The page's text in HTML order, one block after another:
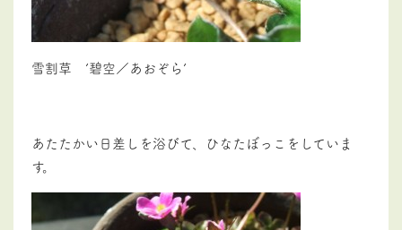
雪割草 ’碧空／あおぞら’
あたたかい日差しを浴びて、ひなたぼっこをしていま
す。